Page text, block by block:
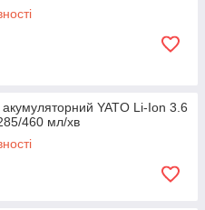
YATO Li-Ion 3.6
460 мл/хв